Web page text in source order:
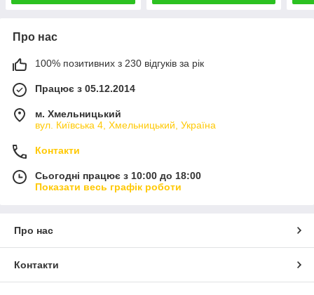
Про нас
100% позитивних з 230 відгуків за рік
Працює з 05.12.2014
м. Хмельницький
вул. Київська 4, Хмельницький, Україна
Контакти
Сьогодні працює з 10:00 до 18:00
Показати весь графік роботи
Про нас
Контакти